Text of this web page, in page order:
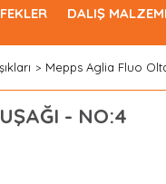
DALIŞ
Mepps Aglia Fluo
- NO:4